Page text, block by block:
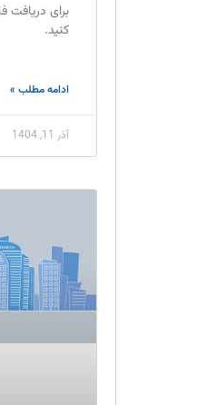
برای دریافت
کنید.
ادامه مطلب »
آذر 11, 1404